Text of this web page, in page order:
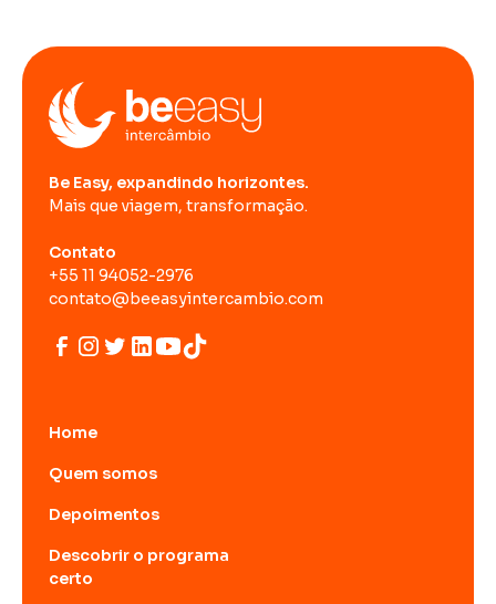
Be Easy, expandindo horizontes.
Mais que viagem, transformação.
Contato
+55 11 94052-2976
contato@beeasyintercambio.com
Home
Quem somos
Depoimentos
Descobrir o programa
certo